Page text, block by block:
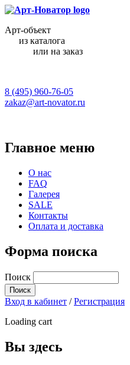
Арт-объект
из каталога
или на заказ
8 (495) 960-76-05
zakaz@art-novator.ru
Главное меню
О нас
FAQ
Галерея
SALE
Контакты
Оплата и доставка
Форма поиска
Поиск
Вход в кабинет /Регистрация
Loading cart
Вы здесь